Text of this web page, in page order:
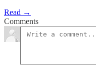
Read →
Comments